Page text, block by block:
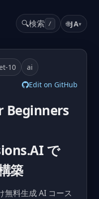
🔍検索 / 🌐JA▾
10
ai
Edit on GitHub
Beginners
で
築
料生成 AI コース